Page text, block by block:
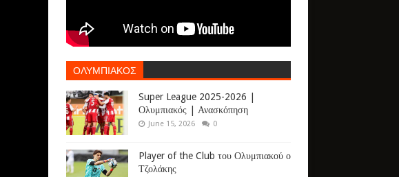
ΟΛΥΜΠΙΑΚΟΣ
Super League 2025-2026 |
Ολυμπιακός | Ανασκόπηση
June 15, 2026 0
Player of the Club του Ολυμπιακού ο
Τζολάκης